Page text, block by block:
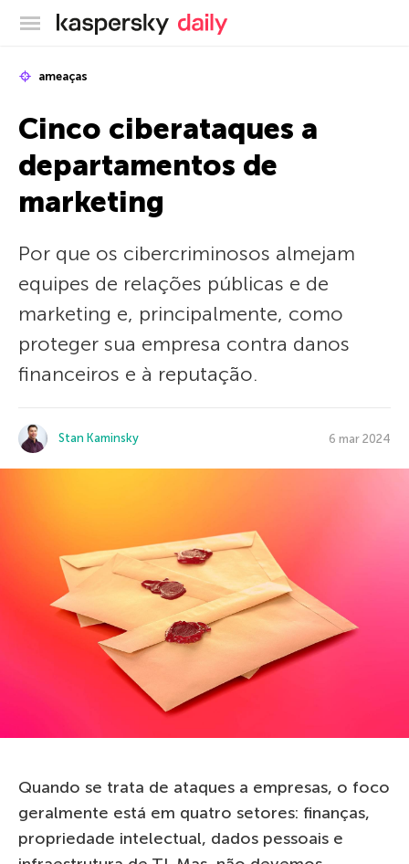
Blog oficial da Kaspersky
ameaças
Cinco ciberataques a
departamentos de
marketing
Por que os cibercriminosos almejam
equipes de relações públicas e de
marketing e, principalmente, como
proteger sua empresa contra danos
financeiros e à reputação.
Stan Kaminsky 6 mar 2024
Quando se trata de ataques a empresas, o foco
geralmente está em quatro setores: finanças,
propriedade intelectual, dados pessoais e